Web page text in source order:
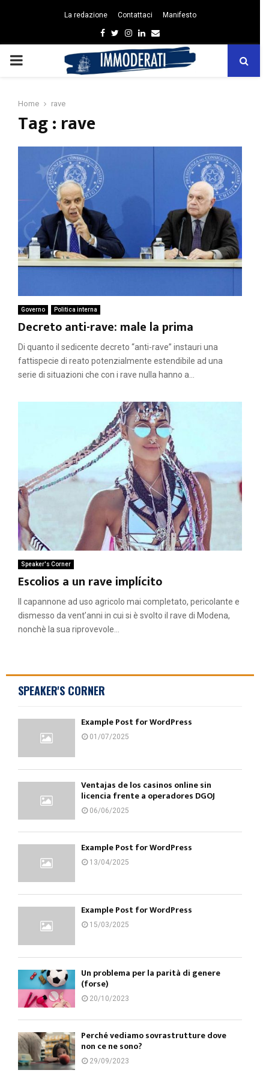
La redazione Contattaci Manifesto
Facebook
Twitter
Instagram
Linkedin
Email
PRIMARY
Home rave
Tag : rave
Governo Politica interna
Decreto anti-rave: male la prima
Di quanto il sedicente decreto “anti-rave” instauri una
fattispecie di reato potenzialmente estendibile ad una
serie di situazioni che con i rave nulla hanno a...
Speaker's Corner
Escolios a un rave implícito
Il capannone ad uso agricolo mai completato, pericolante e
dismesso da vent’anni in cui si è svolto il rave di Modena,
nonchè la sua riprovevole...
SPEAKER'S CORNER
Example Post for WordPress
01/07/2025
Ventajas de los casinos online sin
licencia frente a operadores DGOJ
06/06/2025
Example Post for WordPress
13/04/2025
Example Post for WordPress
15/03/2025
Un problema per la parità di genere
(forse)
20/10/2023
Perché vediamo sovrastrutture dove
non ce ne sono?
29/09/2023